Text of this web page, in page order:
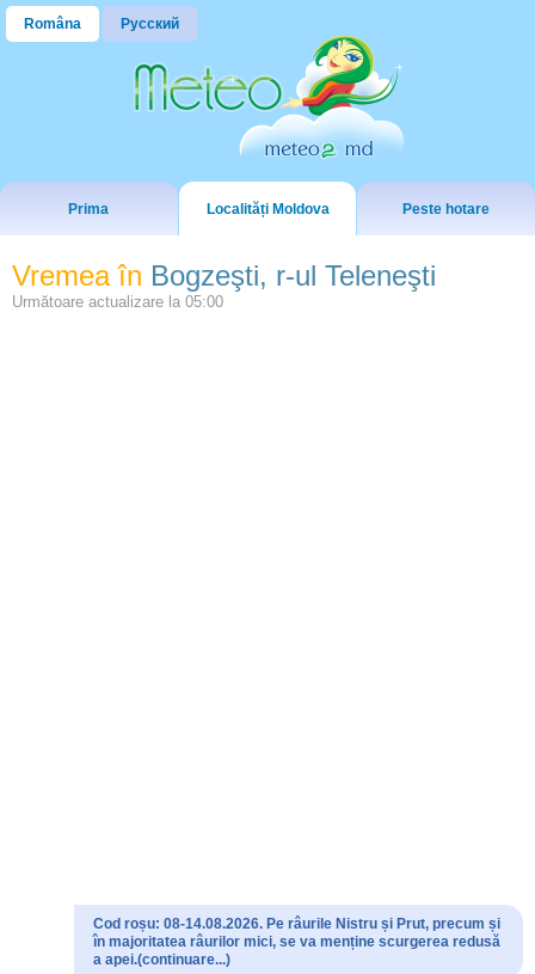
Româna Русский
Prima Localități Moldova Peste hotare
Vremea în Bogzeşti, r-ul Teleneşti
Următoare actualizare la 05:00
Cod roșu: 08-14.08.2026. Pe râurile Nistru și Prut, precum și
în majoritatea râurilor mici, se va menține scurgerea redusă
a apei.(continuare...)